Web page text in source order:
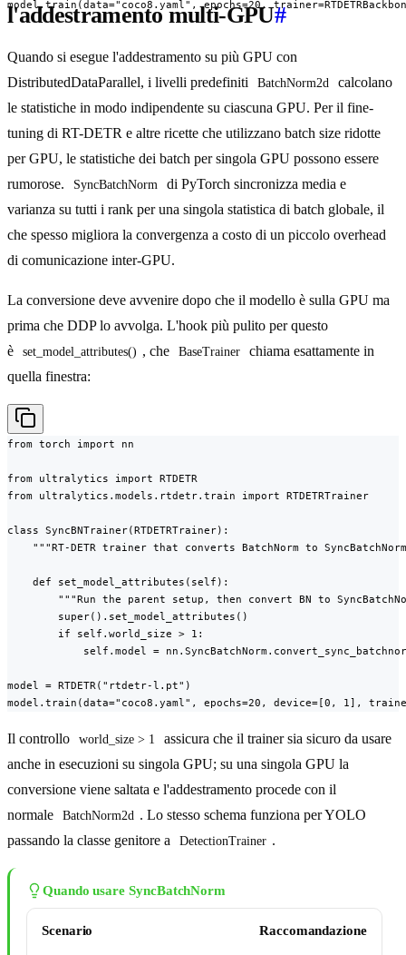
model.train(data="coco8.yaml", epochs=20,
l'addestramento multi-GPU#
Quando si esegue l'addestramento su più GPU con
DistributedDataParallel, i livelli predefiniti
BatchNorm2d
calcolano
le statistiche in modo indipendente su ciascuna GPU. Per il fine-
tuning di RT-DETR e altre ricette che utilizzano batch size ridotte
per GPU, le statistiche dei batch per singola GPU possono essere
rumorose.
SyncBatchNorm
di PyTorch sincronizza media e
varianza su tutti i rank per una singola statistica di batch globale, il
che spesso migliora la convergenza a costo di un piccolo overhead
di comunicazione inter-GPU.
La conversione deve avvenire dopo che il modello è sulla GPU ma
prima che DDP lo avvolga. L'hook più pulito per questo
è
set_model_attributes() , che BaseTrainer
chiama esattamente in
quella finestra:
from torch import nn
from ultralytics import RTDETR
from ultralytics.models.rtdetr.train import RTDETRTrainer
class SyncBNTrainer(RTDETRTrainer):
"""RT-DETR trainer that converts BatchNorm to
    def set_model_attributes(self):
"""Run the parent setup, then convert BN to
        super().set_model_attributes()
        if self.world_size > 1:
self.model =
model = RTDETR("rtdetr-l.pt")
model.train(data="coco8.yaml", epochs=20, device=[0, 1],
Il controllo world_size > 1
assicura che il trainer sia sicuro da usare
anche in esecuzioni su singola GPU; su una singola GPU la
conversione viene saltata e l'addestramento procede con il
normale
BatchNorm2d . Lo stesso schema funziona per YOLO
passando la classe genitore a
DetectionTrainer .
Quando usare SyncBatchNorm
Scenario Raccomandazione